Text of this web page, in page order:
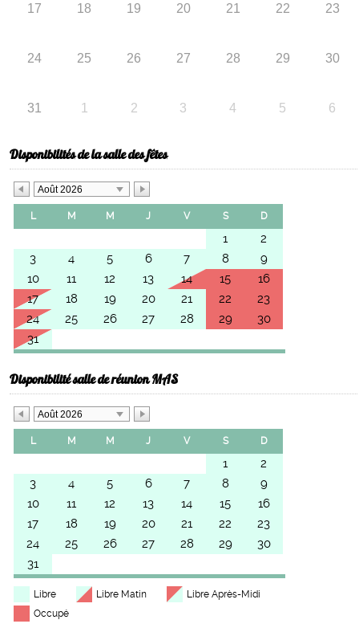
17 18 19 20 21 22 23
24 25 26 27 28 29 30
31 1 2 3 4 5 6
Disponibilités de la salle des fêtes
Août 2026
L M M J V S D
1
2
3
4 5 6 7 8
9
10
11 12 13 14 15
16
17
18 19 20 21 22
23
24
25 26 27 28 29
30
31
Disponibilité salle de réunion MAS
Août 2026
L M M J V S D
1
2
3
4 5 6 7 8
9
10
11 12 13 14 15
16
17
18 19 20 21 22
23
24
25 26 27 28 29
30
31
Libre Libre Matin
Libre Après-Midi
Occupé